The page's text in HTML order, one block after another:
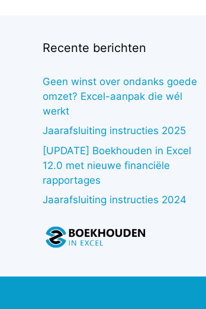
Recente berichten
Geen winst over ondanks goede
omzet? Excel-aanpak die wél
werkt
Jaarafsluiting instructies 2025
[UPDATE] Boekhouden in Excel
12.0 met nieuwe financiële
rapportages
Jaarafsluiting instructies 2024